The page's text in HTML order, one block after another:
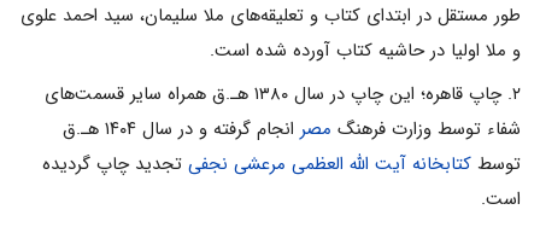
طور مستقل در ابتداى کتاب و تعلیقه‌هاى ملا سلیمان، سید احمد علوى
و ملا اولیا در حاشیه کتاب آورده شده است.
۲. چاپ قاهره؛ این چاپ در سال ۱۳۸۰ هـ.ق همراه سایر قسمت‌هاى
شفاء توسط وزارت فرهنگ مصر
انجام گرفته و در سال ۱۴۰۴ هـ.ق
توسط کتابخانه آیت الله العظمى مرعشى نجفى تجدید چاپ گردیده
است.